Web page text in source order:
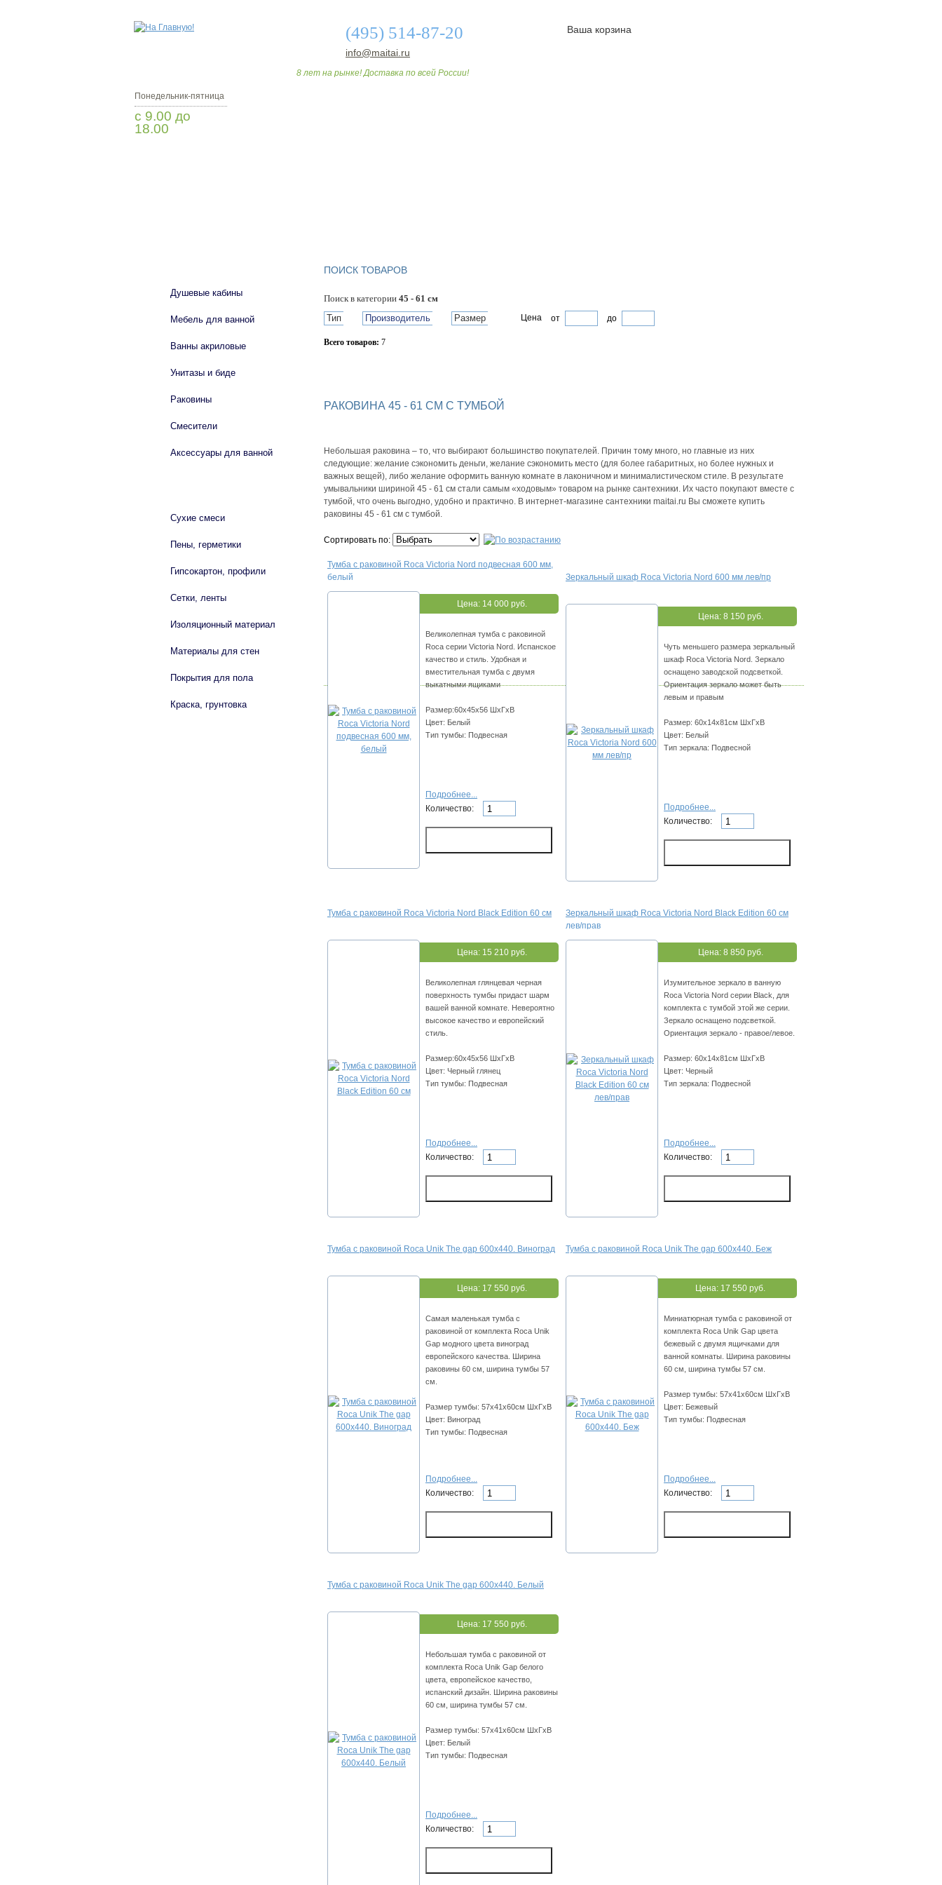
(495) 514-87-20
info@maitai.ru
8 лет на рынке! Доставка по всей России!
Ваша корзина
Понедельник-пятница
с 9.00 до
18.00
ПОИСК ТОВАРОВ
Поиск в категории 45 - 61 см
Тип
Производитель Размер Цена от до
Всего товаров: 7
РАКОВИНА 45 - 61 СМ С ТУМБОЙ
Небольшая раковина – то, что выбирают большинство покупателей. Причин тому много, но главные из них
следующие: желание сэкономить деньги, желание сэкономить место (для более габаритных, но более нужных и
важных вещей), либо желание оформить ванную комнате в лаконичном и минималистическом стиле. В результате
умывальники шириной 45 - 61 см стали самым «ходовым» товаром на рынке сантехники. Их часто покупают вместе с
тумбой, что очень выгодно, удобно и практично. В интернет-магазине сантехники maitai.ru Вы сможете купить
раковины 45 - 61 см с тумбой.
Сортировать по:
Тумба с раковиной Roca Victoria Nord подвесная 600 мм,
белый
Цена: 14 000 руб.
Великолепная тумба с раковиной
Roca серии Victoria Nord. Испанское
качество и стиль. Удобная и
вместительная тумба с двумя
выкатными ящиками
Размер:60х45х56 ШхГхВ
Цвет: Белый
Тип тумбы: Подвесная
Подробнее...
Количество:
Зеркальный шкаф Roca Victoria Nord 600 мм лев/пр
Цена: 8 150 руб.
Чуть меньшего размера зеркальный
шкаф Roca Victoria Nord. Зеркало
оснащено заводской подсветкой.
Ориентация зеркало может быть
левым и правым
Размер: 60х14х81см ШхГхВ
Цвет: Белый
Тип зеркала: Подвесной
Подробнее...
Количество:
Тумба с раковиной Roca Victoria Nord Black Edition 60 см
Цена: 15 210 руб.
Великолепная глянцевая черная
поверхность тумбы придаст шарм
вашей ванной комнате. Невероятно
высокое качество и европейский
стиль.
Размер:60х45х56 ШхГхВ
Цвет: Черный глянец
Тип тумбы: Подвесная
Подробнее...
Количество:
Зеркальный шкаф Roca Victoria Nord Black Edition 60 см
лев/прав
Цена: 8 850 руб.
Изумительное зеркало в ванную
Roca Victoria Nord серии Black, для
комплекта с тумбой этой же серии.
Зеркало оснащено подсветкой.
Ориентация зеркало - правое/левое.
Размер: 60х14х81см ШхГхВ
Цвет: Черный
Тип зеркала: Подвесной
Подробнее...
Количество:
Тумба с раковиной Roca Unik The gap 600х440. Виноград
Цена: 17 550 руб.
Самая маленькая тумба с
раковиной от комплекта Roca Unik
Gap модного цвета виноград
европейского качества. Ширина
раковины 60 см, ширина тумбы 57
см.
Размер тумбы: 57х41х60см ШхГхВ
Цвет: Виноград
Тип тумбы: Подвесная
Подробнее...
Количество:
Тумба с раковиной Roca Unik The gap 600х440. Беж
Цена: 17 550 руб.
Миниатюрная тумба с раковиной от
комплекта Roca Unik Gap цвета
бежевый с двумя ящичками для
ванной комнаты. Ширина раковины
60 см, ширина тумбы 57 см.
Размер тумбы: 57х41х60см ШхГхВ
Цвет: Бежевый
Тип тумбы: Подвесная
Подробнее...
Количество:
Тумба с раковиной Roca Unik The gap 600х440. Белый
Цена: 17 550 руб.
Небольшая тумба с раковиной от
комплекта Roca Unik Gap белого
цвета, европейское качество,
испанский дизайн. Ширина раковины
60 см, ширина тумбы 57 см.
Размер тумбы: 57х41х60см ШхГхВ
Цвет: Белый
Тип тумбы: Подвесная
Подробнее...
Количество:
Душевые кабины
Мебель для ванной
Ванны акриловые
Унитазы и биде
Раковины
Смесители
Аксессуары для ванной
Сухие смеси
Пены, герметики
Гипсокартон, профили
Сетки, ленты
Изоляционный материал
Материалы для стен
Покрытия для пола
Краска, грунтовка